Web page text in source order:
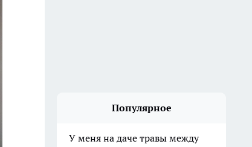
Популярное
У меня на даче травы между